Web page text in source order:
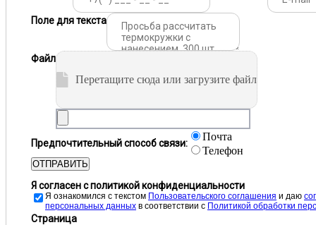
Поле для текста
Файл
Перетащите сюда или загрузите файл
Предпочтительный способ связи:
Почта
Телефон
ОТПРАВИТЬ
Я согласен с политикой конфиденциальности
Я ознакомился с текстом Пользовательского соглашения и даю
персональных данных в соответствии с Политикой обработки
Страница